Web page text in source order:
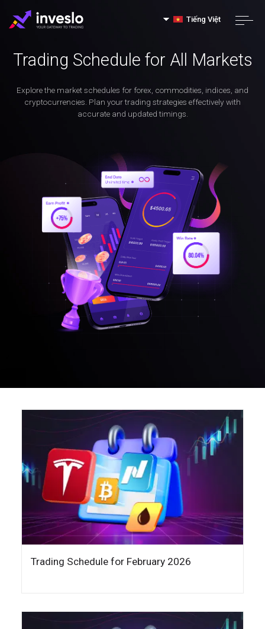
Tiếng Việt
Trading Schedule for All Markets
Explore the market schedules for forex, commodities, indices, and
cryptocurrencies. Plan your trading strategies effectively with
accurate and updated timings.
Trading Schedule for February 2026